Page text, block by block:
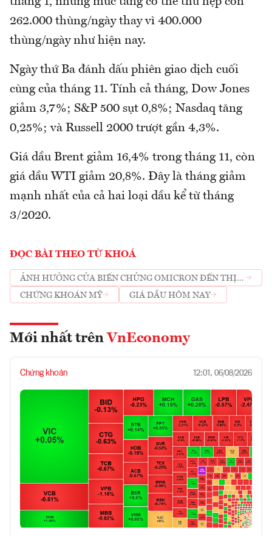
262.000 thùng/ngày thay vì 400.000
thùng/ngày như hiện nay.
Ngày thứ Ba đánh dấu phiên giao dịch cuối
cùng của tháng 11. Tính cả tháng, Dow Jones
giảm 3,7%; S&P 500 sụt 0,8%; Nasdaq tăng
0,25%; và Russell 2000 trượt gần 4,3%.
Giá dầu Brent giảm 16,4% trong tháng 11, còn
giá dầu WTI giảm 20,8%. Đây là tháng giảm
mạnh nhất của cả hai loại dầu kể từ tháng
3/2020.
ĐỌC BÀI THEO TỪ KHOÁ
ẢNH HƯỞNG CỦA BIẾN CHỦNG OMICRON ĐẾN THỊ
TRƯỜNG CHỨNG KHOÁN
CHỨNG KHOÁN MỸ GIÁ DẦU HÔM NAY
Mới nhất trên VnEconomy
Chứng khoán 12:01, 06/08/2026